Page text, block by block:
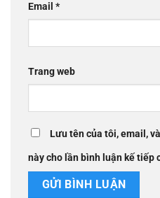
Email *
Trang web
Lưu tên của tôi, email,
này cho lần bình luận kế tiếp